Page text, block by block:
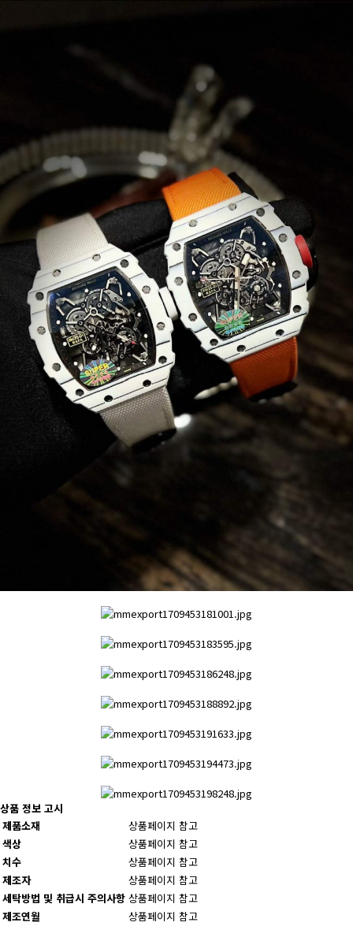
상품 정보 고시
제품소재
상품페이지 참고
색상
상품페이지 참고
치수
상품페이지 참고
제조자
상품페이지 참고
세탁방법 및 취급시 주의사항 상품페이지 참고
제조연월
상품페이지 참고